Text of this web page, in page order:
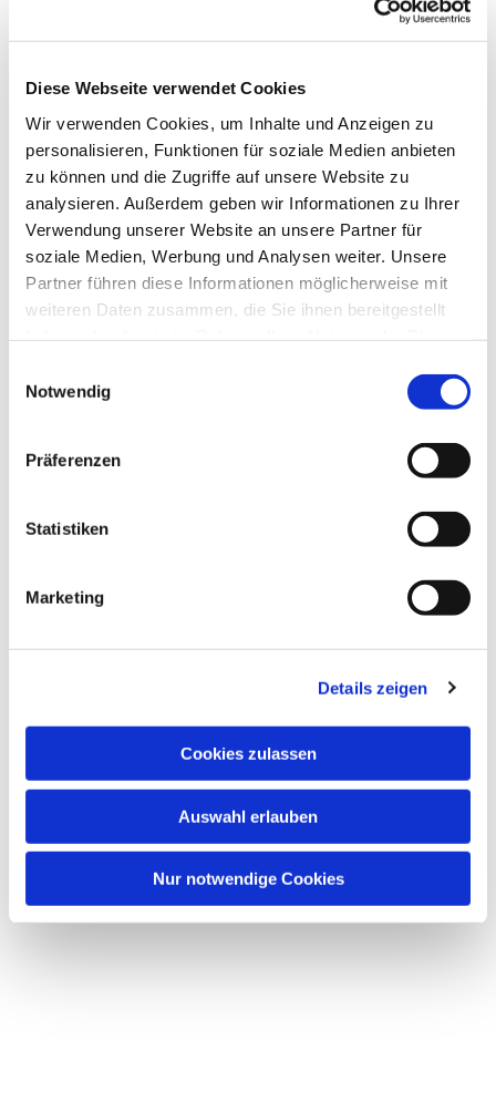
Diese Webseite verwendet Cookies
Wir verwenden Cookies, um Inhalte und Anzeigen zu
personalisieren, Funktionen für soziale Medien anbieten
zu können und die Zugriffe auf unsere Website zu
analysieren. Außerdem geben wir Informationen zu Ihrer
Verwendung unserer Website an unsere Partner für
soziale Medien, Werbung und Analysen weiter. Unsere
Partner führen diese Informationen möglicherweise mit
weiteren Daten zusammen, die Sie ihnen bereitgestellt
Notwendig
Präferenzen
Statistiken
Marketing
Details zeigen
Cookies zulassen
Auswahl erlauben
Nur notwendige Cookies
Abfahrt 14:30 Uhr ab DBH, Rückfahrt 17:00 Uhr
4. März 2026
Mein Volontariat in Israel
Lena Düfelsiek, Steinhagen
6. März 2026
Weltgebetstag
im Johannes-Busch-Haus, Beginn 17:00 Uhr
1. April 2026
Reise nach Lourdes, Wallfahrtsort in Frankreich
Dokumentarfilm über die Forscherin und
3. Juni 2026
Pfarrerin Isringhausen
Kirchenkreis Halle | Pfarrerin Petra Isringhausen